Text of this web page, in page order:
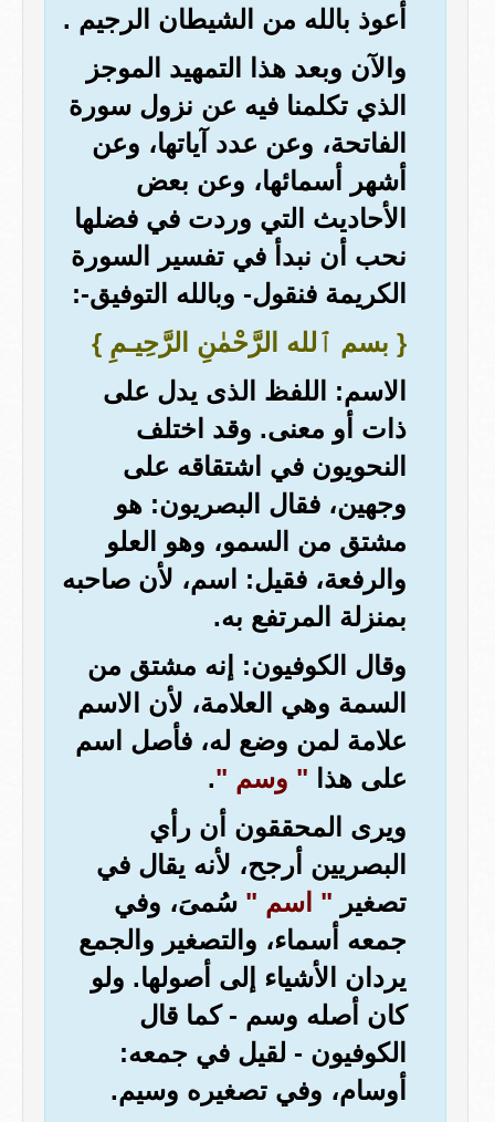
أعوذ بالله من الشيطان الرجيم .
والآن وبعد هذا التمهيد الموجز
الذي تكلمنا فيه عن نزول سورة
الفاتحة، وعن عدد آياتها، وعن
أشهر أسمائها، وعن بعض
الأحاديث التي وردت في فضلها
نحب أن نبدأ في تفسير السورة
الكريمة فنقول- وبالله التوفيق-:
{ بسم ٱلله الرَّحْمٰنِ الرَّحِيـمِ }
الاسم: اللفظ الذى يدل على
ذات أو معنى. وقد اختلف
النحويون في اشتقاقه على
وجهين، فقال البصريون: هو
مشتق من السمو، وهو العلو
والرفعة، فقيل: اسم، لأن صاحبه
بمنزلة المرتفع به.
وقال الكوفيون: إنه مشتق من
السمة وهي العلامة، لأن الاسم
علامة لمن وضع له، فأصل اسم
على هذا " وسم ".
ويرى المحققون أن رأي
البصريين أرجح، لأنه يقال في
تصغير " اسم " سُمىَ، وفي
جمعه أسماء، والتصغير والجمع
يردان الأشياء إلى أصولها. ولو
كان أصله وسم - كما قال
الكوفيون - لقيل في جمعه:
أوسام، وفي تصغيره وسيم.